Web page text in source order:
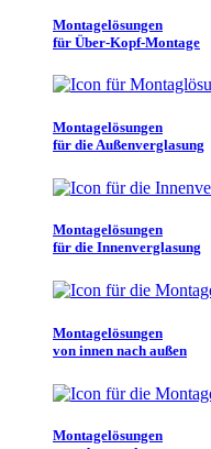
Montagelösungen
für Über-Kopf-Montage
Montagelösungen
für die Außenverglasung
Montagelösungen
für die Innenverglasung
Montagelösungen
von innen nach außen
Montagelösungen